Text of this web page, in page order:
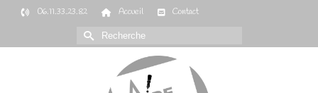
06.11.33.23.82 Accueil
Contact
Rechercher :